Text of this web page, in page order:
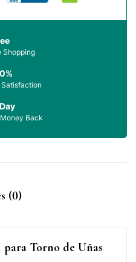
Shopping
Back
(0)
para Torno de Uñas